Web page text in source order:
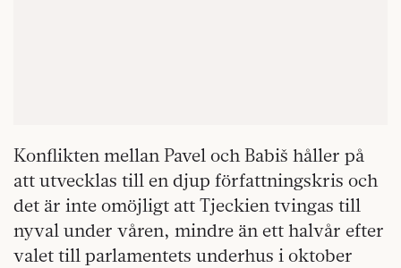
Konflikten mellan Pavel och Babiš håller på
att utvecklas till en djup författningskris och
det är inte omöjligt att Tjeckien tvingas till
nyval under våren, mindre än ett halvår efter
valet till parlamentets underhus i oktober